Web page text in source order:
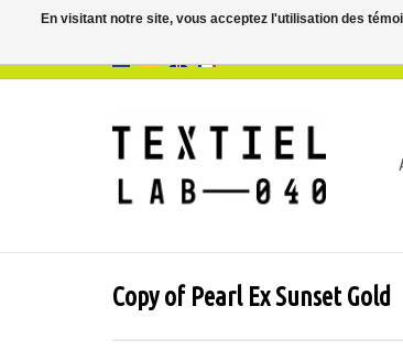
Copy of Pearl Ex Sunset Gold
En visitant notre site, vous acceptez l'utilisation des